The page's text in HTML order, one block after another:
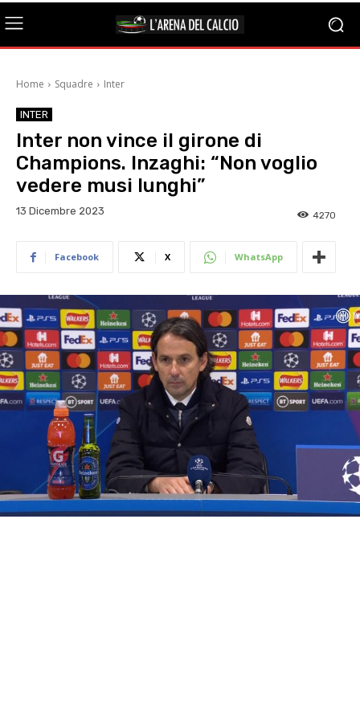
Home Squadre Inter
INTER
Inter non vince il girone di
Champions. Inzaghi: “Non voglio
vedere musi lunghi”
13 Dicembre 2023 4270
Facebook X WhatsApp